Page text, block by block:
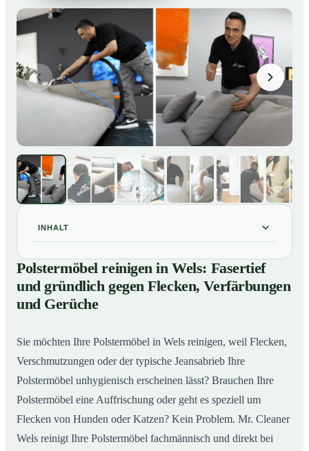
INHALT
Polstermöbel reinigen in Wels: Fasertief und gründlich
gegen Flecken, Verfärbungen und Gerüche
02So reinigen unsere Profis Polstermöbel in Wels
Polstermöbel reinigen in Wels: Fasertief
und gründlich gegen Flecken, Verfärbungen
und Gerüche
Sie möchten Ihre Polstermöbel in Wels reinigen, weil Flecken,
Verschmutzungen oder der typische Jeansabrieb Ihre
Polstermöbel unhygienisch erscheinen lässt? Brauchen Ihre
Polstermöbel eine Auffrischung oder geht es speziell um
Flecken von Hunden oder Katzen? Kein Problem. Mr. Cleaner
Wels reinigt Ihre Polstermöbel fachmännisch und direkt bei